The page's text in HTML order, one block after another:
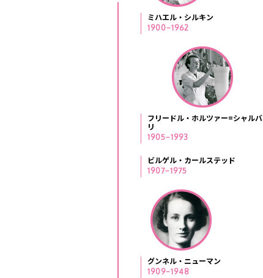
ミハエル・シルキン
1900−1962
フリードル・ホルツァー=シャルバ
リ
1905−1993
ビルゲル・カールステッド
1907−1975
グンネル・ニューマン
1909−1948